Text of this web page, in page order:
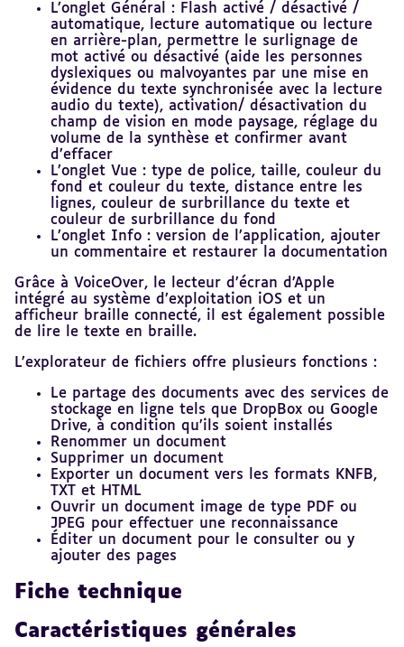
L’onglet Général : Flash activé / désactivé /
automatique, lecture automatique ou lecture
en arrière-plan, permettre le surlignage de
mot activé ou désactivé (aide les personnes
dyslexiques ou malvoyantes par une mise en
évidence du texte synchronisée avec la lecture
audio du texte), activation/ désactivation du
champ de vision en mode paysage, réglage du
volume de la synthèse et confirmer avant
d’effacer
L’onglet Vue : type de police, taille, couleur du
fond et couleur du texte, distance entre les
lignes, couleur de surbrillance du texte et
couleur de surbrillance du fond
L’onglet Info : version de l’application, ajouter
un commentaire et restaurer la documentation
Grâce à VoiceOver, le lecteur d’écran d’Apple
intégré au système d’exploitation iOS et un
afficheur braille connecté, il est également possible
de lire le texte en braille.
L’explorateur de fichiers offre plusieurs fonctions :
Le partage des documents avec des services de
stockage en ligne tels que DropBox ou Google
Drive, à condition qu’ils soient installés
Renommer un document
Supprimer un document
Exporter un document vers les formats KNFB,
TXT et HTML
Ouvrir un document image de type PDF ou
JPEG pour effectuer une reconnaissance
Éditer un document pour le consulter ou y
ajouter des pages
Fiche technique
Caractéristiques générales